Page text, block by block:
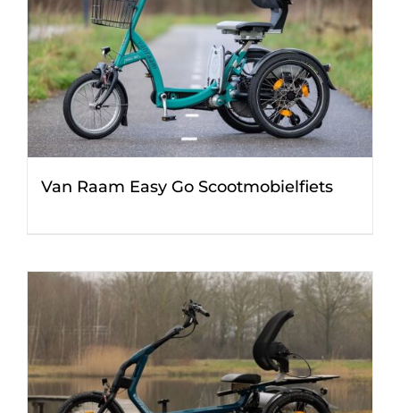
Van Raam Easy Go Scootmobielfiets